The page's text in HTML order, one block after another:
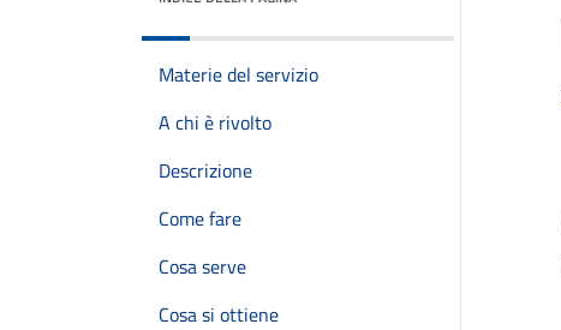
Materie del servizio
A chi è rivolto
Descrizione
Come fare
Cosa serve
Cosa si ottiene